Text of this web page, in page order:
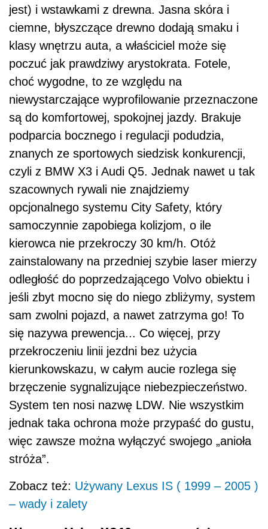
jest) i wstawkami z drewna. Jasna skóra i
ciemne, błyszczące drewno dodają smaku i
klasy wnętrzu auta, a właściciel może się
poczuć jak prawdziwy arystokrata. Fotele,
choć wygodne, to ze względu na
niewystarczające wyprofilowanie przeznaczone
są do komfortowej, spokojnej jazdy. Brakuje
podparcia bocznego i regulacji podudzia,
znanych ze sportowych siedzisk konkurencji,
czyli z BMW X3 i Audi Q5. Jednak nawet u tak
szacownych rywali nie znajdziemy
opcjonalnego systemu City Safety, który
samoczynnie zapobiega kolizjom, o ile
kierowca nie przekroczy 30 km/h. Otóż
zainstalowany na przedniej szybie laser mierzy
odległość do poprzedzającego Volvo obiektu i
jeśli zbyt mocno się do niego zbliżymy, system
sam zwolni pojazd, a nawet zatrzyma go! To
się nazywa prewencja... Co więcej, przy
przekroczeniu linii jezdni bez użycia
kierunkowskazu, w całym aucie rozlega się
brzęczenie sygnalizujące niebezpieczeństwo.
System ten nosi nazwę LDW. Nie wszystkim
jednak taka ochrona może przypaść do gustu,
więc zawsze można wyłączyć swojego „anioła
stróża”.
Zobacz też: Używany Lexus IS ( 1999 – 2005 )
– wady i zalety